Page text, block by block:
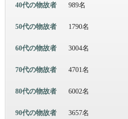
40代の物故者 989名
50代の物故者 1790名
60代の物故者 3004名
70代の物故者 4701名
80代の物故者 6002名
90代の物故者 3657名